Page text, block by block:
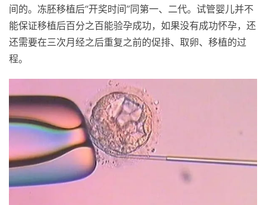
间的。冻胚移植后“开奖时间”同第一、二代。试管婴儿并不
能保证移植后百分之百能验孕成功，如果没有成功怀孕，还
还需要在三次月经之后重复之前的促排、取卵、移植的过
程。